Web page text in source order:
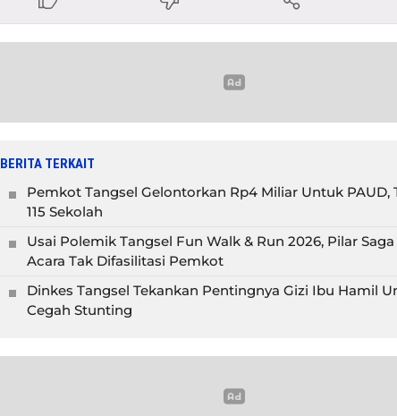
BERITA TERKAIT
Pemkot Tangsel Gelontorkan Rp4 Miliar Untuk PAUD,
115 Sekolah
Usai Polemik Tangsel Fun Walk & Run 2026, Pilar
Acara Tak Difasilitasi Pemkot
Dinkes Tangsel Tekankan Pentingnya Gizi Ibu Hamil
Cegah Stunting